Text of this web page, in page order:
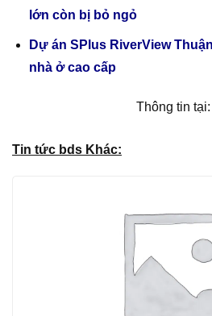
lớn còn bị bỏ ngỏ
Dự án SPlus RiverView
nhà ở cao cấp
Thông tin tại:
Tin tức bds Khác: